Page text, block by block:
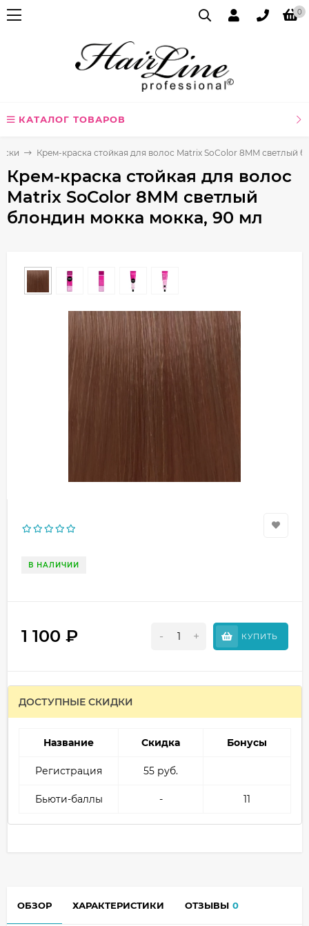
0
КАТАЛОГ ТОВАРОВ
Крем-краска стойкая для волос Matrix SoColor 8MM светлый
Крем-краска стойкая для волос
Matrix SoColor 8MM светлый
блондин мокка мокка, 90 мл
В НАЛИЧИИ
1 100 ₽ - + КУПИТЬ
ДОСТУПНЫЕ СКИДКИ
Название Скидка Бонусы
Регистрация 55 руб.
Бьюти-баллы - 11
ОБЗОР ХАРАКТЕРИСТИКИ ОТЗЫВЫ 0